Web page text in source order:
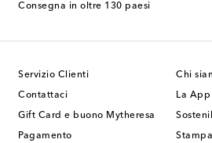
Consegna in oltre 130 paesi
Servizio Clienti
Contattaci
Gift Card e buono Mytheresa
Pagamento
Chi
La
Stampa